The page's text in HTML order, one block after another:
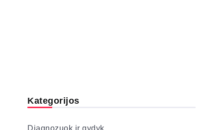
Kategorijos
Diagnozuok ir gydyk